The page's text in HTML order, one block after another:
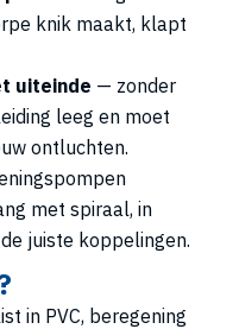
knik maakt, klapt
uiteinde — zonder
leeg en moet
ontluchten.
met spiraal, in
juiste koppelingen.
in PVC, beregening